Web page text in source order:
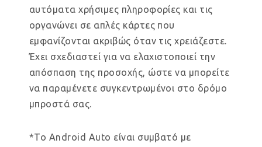
αυτόματα χρήσιμες πληροφορίες και τις
οργανώνει σε απλές κάρτες που
εμφανίζονται ακριβώς όταν τις χρειάζεστε.
Έχει σχεδιαστεί για να ελαχιστοποιεί την
απόσπαση της προσοχής, ώστε να μπορείτε
να παραμένετε συγκεντρωμένοι στο δρόμο
μπροστά σας.
*Το Android Auto είναι συμβατό με